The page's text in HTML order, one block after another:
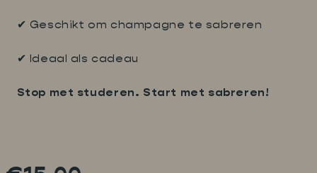
✔ Geschikt om champagne te sabreren
✔ Ideaal als cadeau
Stop met studeren. Start met sabreren!